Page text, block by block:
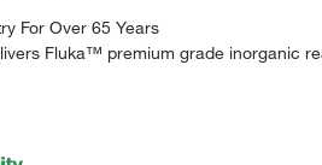
For Over 65 Years
Fluka™ premium grade inorganic